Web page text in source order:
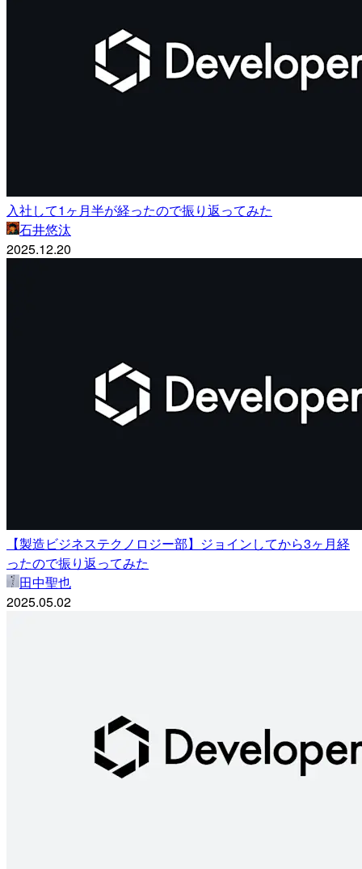
入社して1ヶ月半が経ったので振り返ってみた
石井悠汰
2025.12.20
【製造ビジネステクノロジー部】ジョインしてから3ヶ月経
ったので振り返ってみた
田中聖也
2025.05.02